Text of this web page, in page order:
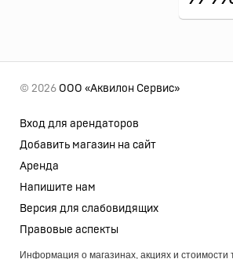
© 2026 ООО «Аквилон Сервис»
Вход для арендаторов
Добавить магазин на сайт
Аренда
Напишите нам
Версия для слабовидящих
Правовые аспекты
Информация о магазинах, акциях и стоимости